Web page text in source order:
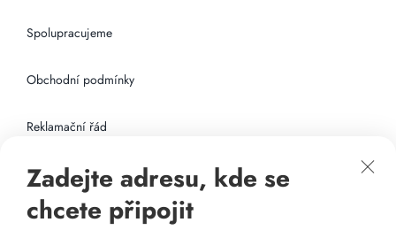
Spolupracujeme
Obchodní podmínky
Reklamační řád
Připojení k internetu
Odkazy
Zadejte adresu, kde se
chcete připojit